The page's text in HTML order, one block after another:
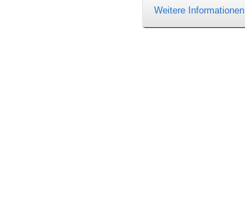
Weitere Informationen